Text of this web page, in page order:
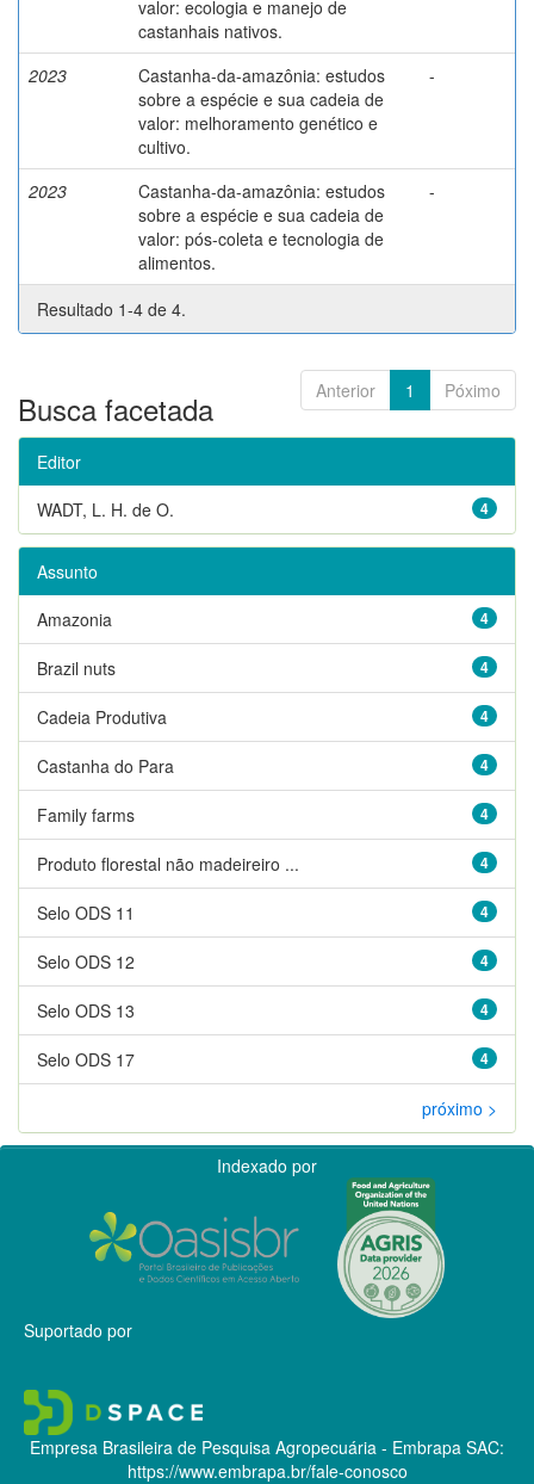
valor: ecologia e manejo de
castanhais nativos.
2023
Castanha-da-amazônia: estudos
sobre a espécie e sua cadeia de
valor: melhoramento genético e
cultivo.
-
2023
Castanha-da-amazônia: estudos
sobre a espécie e sua cadeia de
valor: pós-coleta e tecnologia de
alimentos.
-
Resultado 1-4 de 4.
Anterior 1 Póximo
Busca facetada
Editor
4
WADT, L. H. de O.
Assunto
4
Amazonia
4
Brazil nuts
4
Cadeia Produtiva
4
Castanha do Para
4
Family farms
4
Produto florestal não madeireiro ...
4
Selo ODS 11
4
Selo ODS 12
4
Selo ODS 13
4
Selo ODS 17
próximo >
Indexado por
Suportado por
Empresa Brasileira de Pesquisa Agropecuária - Embrapa SAC:
https://www.embrapa.br/fale-conosco